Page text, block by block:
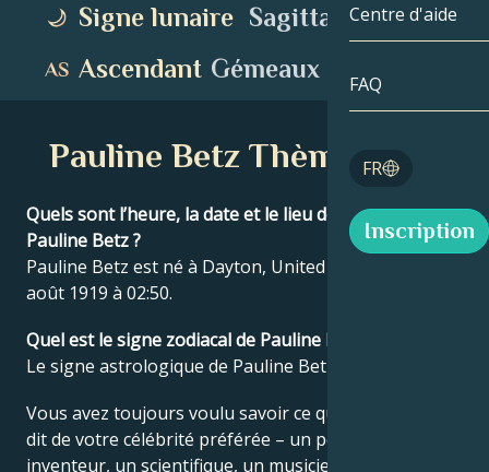
Lion
Vierge
Sagittaire
Tarot
Nombres
Centre d'aide
FAQ
FR
English
Inscription
Signe lunaire Sagittaire
Ascendant Gémeaux
Pauline Betz Thème natal
Quels sont l’heure, la date et le lieu de naissance de
Pauline Betz ?
Pauline Betz est né à Dayton, United States le 06
août 1919 à 02:50.
Quel est le signe zodiacal de Pauline Betz ?
Le signe astrologique de Pauline Betz est Lion.
Vous avez toujours voulu savoir ce que l’astrologie
dit de votre célébrité préférée – un politicien, un
inventeur, un scientifique, un musicien ou une star